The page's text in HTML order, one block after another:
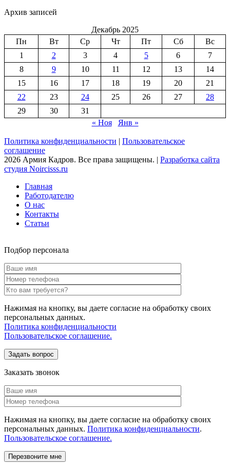
Архив записей
Декабрь 2025
Пн
Вт Ср Чт Пт Сб
Вс
1
2 3 4 5 6
7
8
9 10 11 12 13
14
15
16 17 18 19 20
21
22
23 24 25 26 27
28
29
30
31
« Ноя
Янв »
Политика конфиденциальности | Пользовательское
соглашение
2026 Армия Кадров. Все права защищены. | Разработка сайта
студия Noircisss.ru
Главная
Работодателю
О нас
Контакты
Статьи
Подбор персонала
Нажимая на кнопку, вы даете согласие на обработку своих
персональных данных.
Политика конфиденциальности
Пользовательское соглашение.
Заказать звонок
Нажимая на кнопку, вы даете согласие на обработку своих
персональных данных. Политика конфиденциальности.
Пользовательское соглашение.